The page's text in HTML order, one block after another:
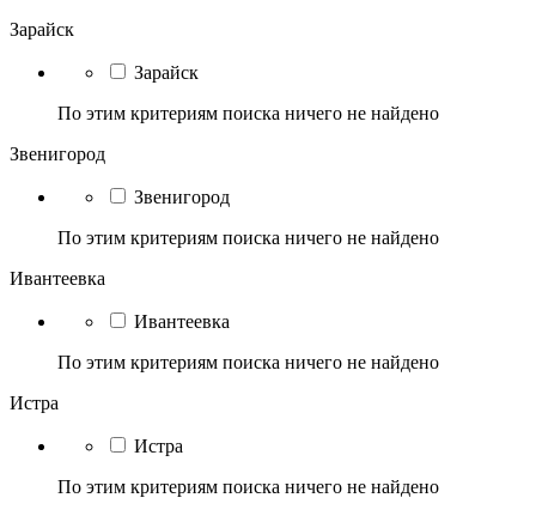
Зарайск
Зарайск
По этим критериям поиска ничего не найдено
Звенигород
Звенигород
По этим критериям поиска ничего не найдено
Ивантеевка
Ивантеевка
По этим критериям поиска ничего не найдено
Истра
Истра
По этим критериям поиска ничего не найдено